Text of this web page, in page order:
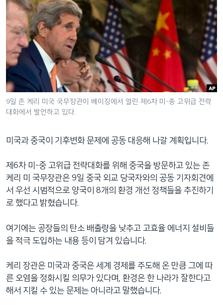
로
메
네
비
게
션
로
이
으
등
언어 선택
9일 존 케리 미국 국무장관이 베이징에서 열린 제6차 미-중 고위급 전략
대화에서 발언하고 있다.
미국과 중국이 기후변화 문제에 공동 대응해 나갈 계획입니다.
제6차 미-중 고위급 전략대화를 위해 중국을 방문하고 있는 존
케리 미 국무장관은 9일 중국 외교 당국자와의 공동 기자회견에
서 우선 시범적으로 양국이 8개의 환경 개선 정책들을 추진하기
로 했다고 밝혔습니다.
여기에는 공장들의 탄소 배출량을 낮추고 고효율 에너지 설비들
을 적극 도입하는 내용 등이 담겨 있습니다.
케리 장관은 미국과 중국은 세계 경제를 주도해 온 만큼 그에 따
른 오염을 정화시킬 의무가 있다며, 환경은 한 나라가 잘한다고
해서 지킬 수 있는 문제는 아니라고 말했습니다.